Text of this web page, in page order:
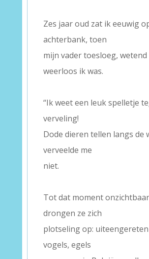
Zes jaar oud zat ik eeuwig
achterbank, toen
mijn vader toesloeg, wetend
weerloos ik was.
“Ik weet een leuk spelletje
verveling!
Dode dieren tellen langs de
verveelde me
niet.
Tot dat moment onzichtbaar
drongen ze zich
plotseling op:
vogels, egels